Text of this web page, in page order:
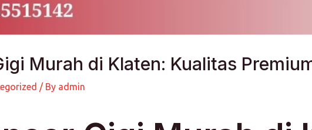
Murah di Klaten: Kualitas
/ By admin